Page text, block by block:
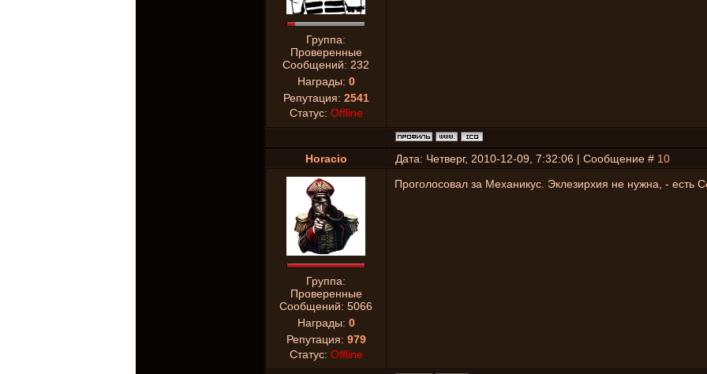
Группа:
Проверенные
Сообщений: 232
Награды: 0
Репутация: 2541
Статус: Offline
Horacio Дата: Четверг, 2010-12-09, 7:32:06 | Сообщение # 10
Группа:
Проверенные
Сообщений: 5066
Награды: 0
Репутация: 979
Статус: Offline
Проголосовал за Механикус. Эклезирхия не нужна, - есть